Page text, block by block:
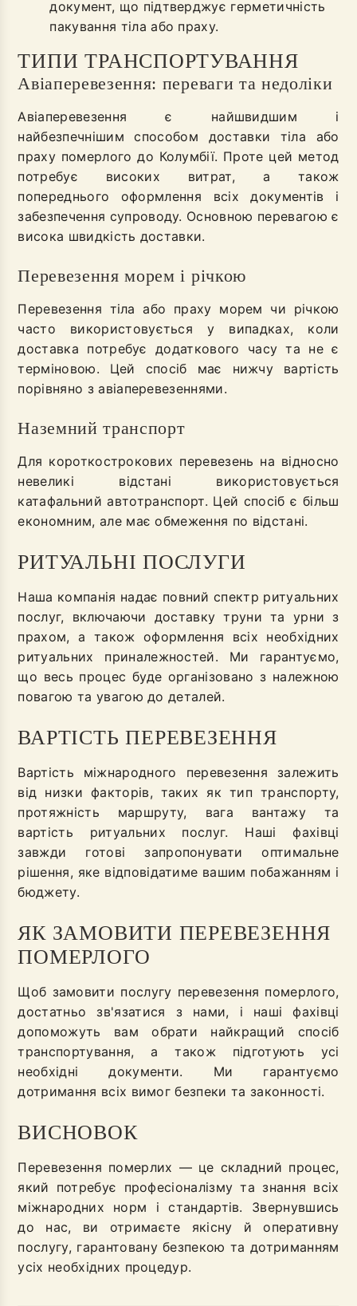
документ, що підтверджує герметичність
пакування тіла або праху.
ТИПИ ТРАНСПОРТУВАННЯ
Авіаперевезення: переваги та недоліки
Авіаперевезення є найшвидшим і
найбезпечнішим способом доставки тіла або
праху померлого до Колумбії. Проте цей метод
потребує високих витрат, а також
попереднього оформлення всіх документів і
забезпечення супроводу. Основною перевагою є
висока швидкість доставки.
Перевезення морем і річкою
Перевезення тіла або праху морем чи річкою
часто використовується у випадках, коли
доставка потребує додаткового часу та не є
терміновою. Цей спосіб має нижчу вартість
порівняно з авіаперевезеннями.
Наземний транспорт
Для короткострокових перевезень на відносно
невеликі відстані використовується
катафальний автотранспорт. Цей спосіб є більш
економним, але має обмеження по відстані.
РИТУАЛЬНІ ПОСЛУГИ
Наша компанія надає повний спектр ритуальних
послуг, включаючи доставку труни та урни з
прахом, а також оформлення всіх необхідних
ритуальних приналежностей. Ми гарантуємо,
що весь процес буде організовано з належною
повагою та увагою до деталей.
ВАРТІСТЬ ПЕРЕВЕЗЕННЯ
Вартість міжнародного перевезення залежить
від низки факторів, таких як тип транспорту,
протяжність маршруту, вага вантажу та
вартість ритуальних послуг. Наші фахівці
завжди готові запропонувати оптимальне
рішення, яке відповідатиме вашим побажанням і
бюджету.
ЯК ЗАМОВИТИ ПЕРЕВЕЗЕННЯ
ПОМЕРЛОГО
Щоб замовити послугу перевезення померлого,
достатньо зв'язатися з нами, і наші фахівці
допоможуть вам обрати найкращий спосіб
транспортування, а також підготують усі
необхідні документи. Ми гарантуємо
дотримання всіх вимог безпеки та законності.
ВИСНОВОК
Перевезення померлих — це складний процес,
який потребує професіоналізму та знання всіх
міжнародних норм і стандартів. Звернувшись
до нас, ви отримаєте якісну й оперативну
послугу, гарантовану безпекою та дотриманням
усіх необхідних процедур.